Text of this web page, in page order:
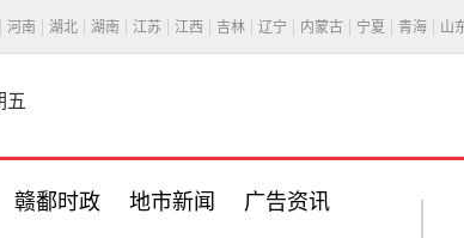
河南 湖北 湖南 江苏 江西 吉林 辽宁 内蒙古 宁夏 青海 山
五
赣鄱时政 地市新闻 广告资讯